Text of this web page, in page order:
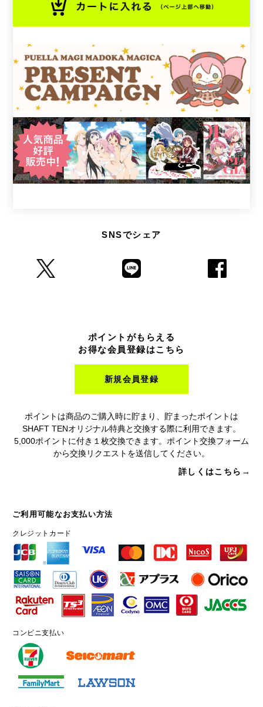
SNSでシェア
ポイントがもらえる
お得な会員登録はこちら
新規会員登録
ポイントは商品のご購入時に貯まり、貯まったポイントは
SHAFT TENオリジナル特典と交換する際に利用できます。
5,000ポイントに付き１枚交換できます。ポイント交換フォーム
から交換リクエストを送信してください。
詳しくはこちら→
ご利用可能なお支払い方法
クレジットカード
コンビニ支払い